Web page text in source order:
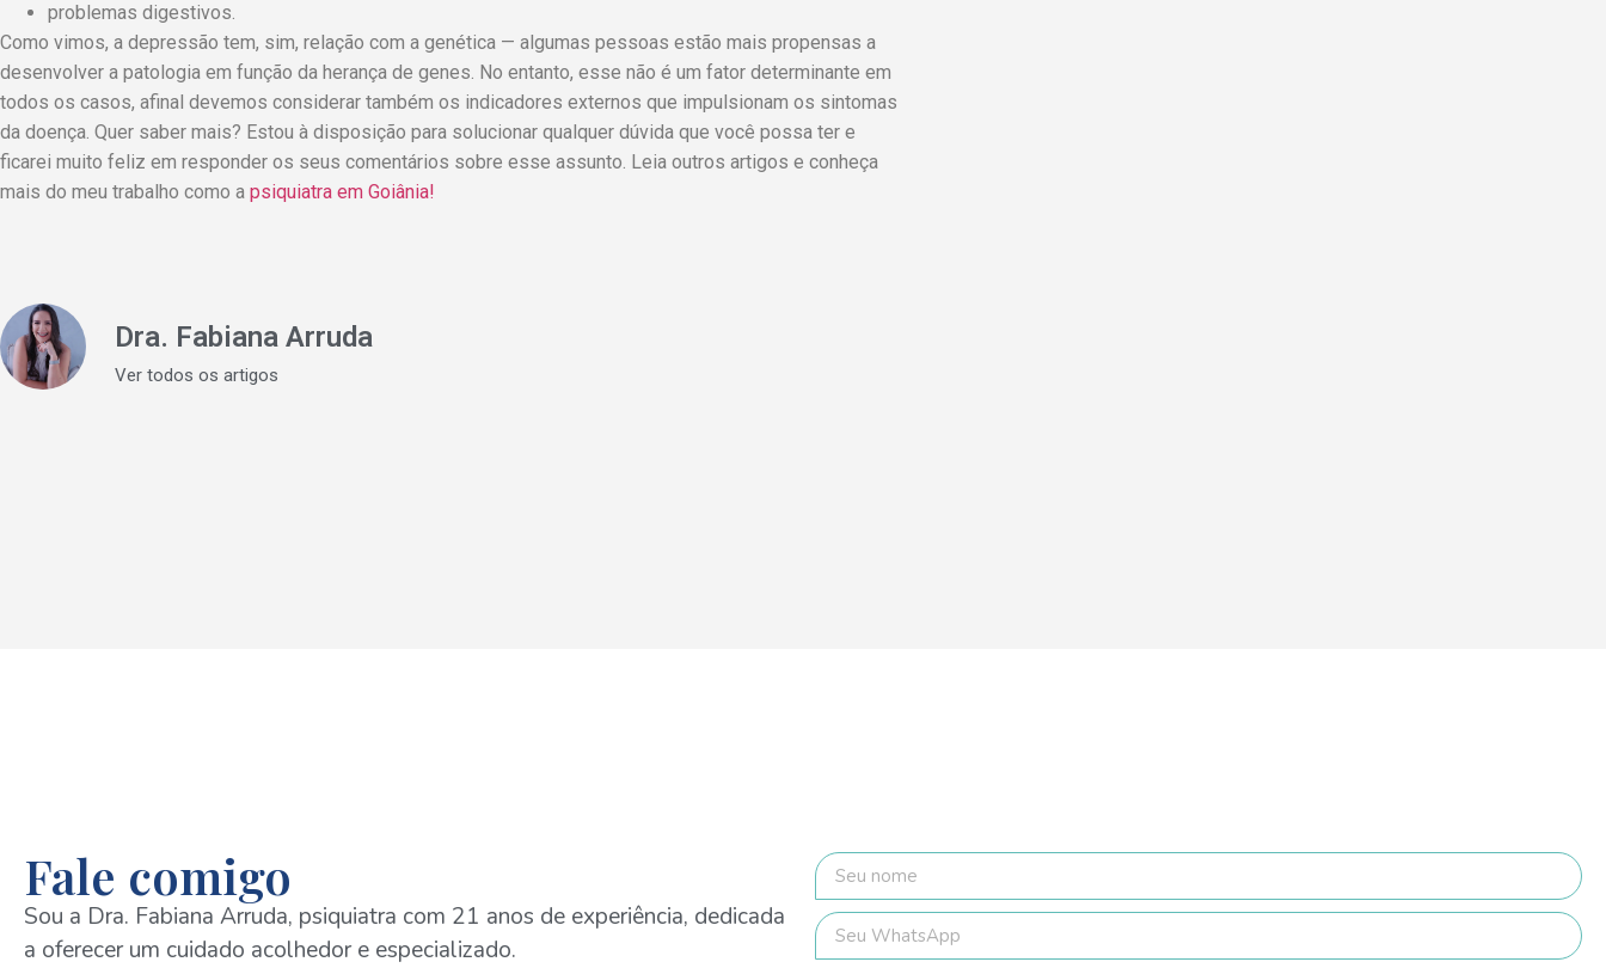
problemas digestivos.
Como vimos, a depressão tem, sim, relação com a genética — algumas pessoas estão mais propensas a
desenvolver a patologia em função da herança de genes. No entanto, esse não é um fator determinante em
todos os casos, afinal devemos considerar também os indicadores externos que impulsionam os sintomas
da doença. Quer saber mais? Estou à disposição para solucionar qualquer dúvida que você possa ter e
ficarei muito feliz em responder os seus comentários sobre esse assunto. Leia outros artigos e conheça
mais do meu trabalho como a psiquiatra em Goiânia!
Dra. Fabiana Arruda
Ver todos os artigos
Fale comigo
Sou a Dra. Fabiana Arruda, psiquiatra com 21 anos de experiência, dedicada
a oferecer um cuidado acolhedor e especializado.